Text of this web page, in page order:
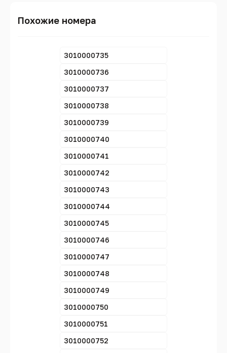
Похожие номера
3010000735
3010000736
3010000737
3010000738
3010000739
3010000740
3010000741
3010000742
3010000743
3010000744
3010000745
3010000746
3010000747
3010000748
3010000749
3010000750
3010000751
3010000752